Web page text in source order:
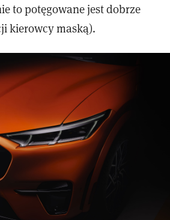
to potęgowane jest dobrze
kierowcy maską).